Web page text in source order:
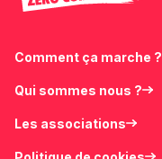
Comment ça marche ?
Qui sommes nous ?
Les associations